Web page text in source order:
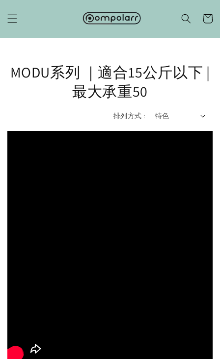
MODU系列 ｜適合15公斤以下 |
最大承重50
排列方式 :